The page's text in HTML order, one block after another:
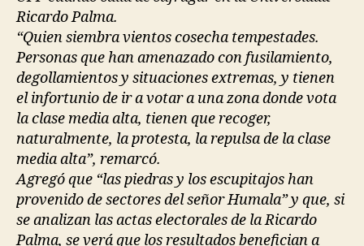
Ricardo Palma.
“Quien siembra vientos cosecha tempestades.
Personas que han amenazado con fusilamiento,
degollamientos y situaciones extremas, y tienen
el infortunio de ir a votar a una zona donde vota
la clase media alta, tienen que recoger,
naturalmente, la protesta, la repulsa de la clase
media alta”, remarcó.
Agregó que “las piedras y los escupitajos han
provenido de sectores del señor Humala” y que, si
se analizan las actas electorales de la Ricardo
Palma, se verá que los resultados benefician a